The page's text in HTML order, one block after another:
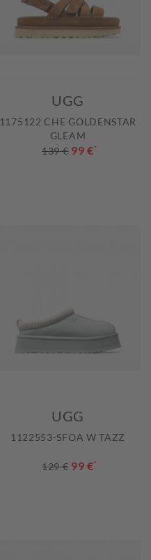
UGG
1175122 CHE GOLDENSTAR
GLEAM
139 € 99 €*
UGG
1122553-SFOA W TAZZ
129 € 99 €*